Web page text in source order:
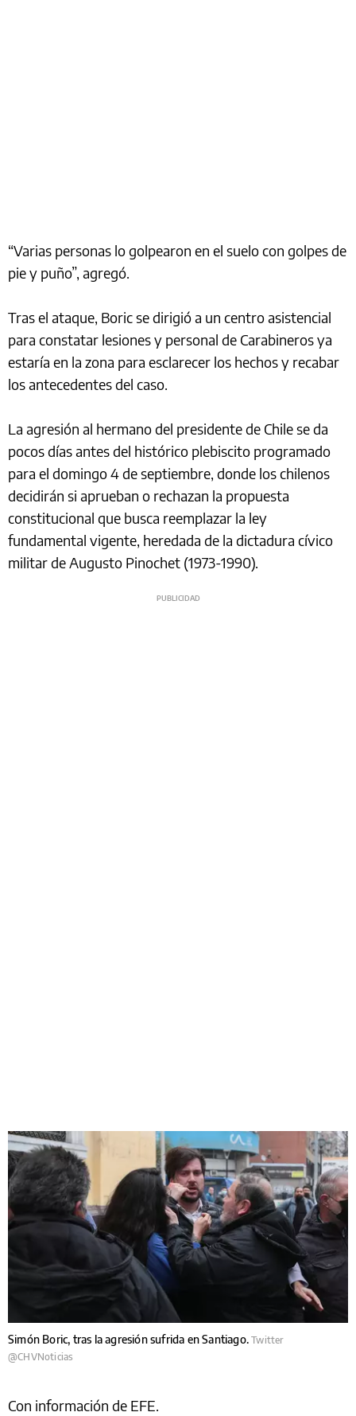
“Varias personas lo golpearon en el suelo con golpes de
pie y puño”, agregó.
Tras el ataque, Boric se dirigió a un centro asistencial
para constatar lesiones y personal de Carabineros ya
estaría en la zona para esclarecer los hechos y recabar
los antecedentes del caso.
La agresión al hermano del presidente de Chile se da
pocos días antes del histórico plebiscito programado
para el domingo 4 de septiembre, donde los chilenos
decidirán si aprueban o rechazan la propuesta
constitucional que busca reemplazar la ley
fundamental vigente, heredada de la dictadura cívico
militar de Augusto Pinochet (1973-1990).
Simón Boric, tras la agresión sufrida en Santiago.Twitter
@CHVNoticias
Con información de EFE.